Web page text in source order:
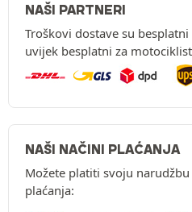
NAŠI PARTNERI
Troškovi dostave su
uvijek besplatni za
NAŠI NAČINI PLAĆANJA
Možete platiti svoju
plaćanja: